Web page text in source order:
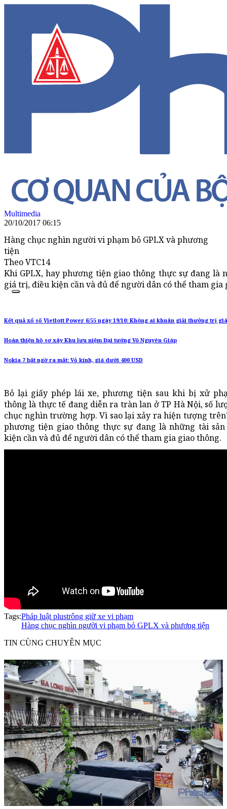
Multimedia
20/10/2017 06:15
Hàng chục nghìn người vi phạm bỏ GPLX và phương
tiện
Theo VTC14
Khi GPLX, hay phương tiện giao thông thực sự đang là
giá trị, điều kiện cần và đủ để người dân có thể tham gia
Kết quả xổ số Vietlott Power 6/55 ngày 19/10: Không ai khuân giải thưởng trị
Hoàn thiện hồ sơ xây Khu lưu niệm Đại tướng Võ Nguyên Giáp
Nokia 7 bất ngờ ra mắt: Vỏ kính, giá dưới 400 USD
Bỏ lại giấy phép lái xe, phương tiện sau khi bị xử
thông là thực tế đang diễn ra tràn lan ở TP Hà Nội, số
chục nghìn trường hợp. Vì sao lại xảy ra hiện tượng
phương tiện giao thông thực sự đang là những tài
kiện cần và đủ để người dân có thể tham gia giao thông.
Tags:Pháp luật plustrông giữ xe vi phạm
Hàng chục nghìn người vi phạm bỏ GPLX và phương tiện
TIN CÙNG CHUYÊN MỤC